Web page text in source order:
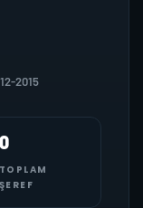
2015
0
TOPLAM
ŞEREF